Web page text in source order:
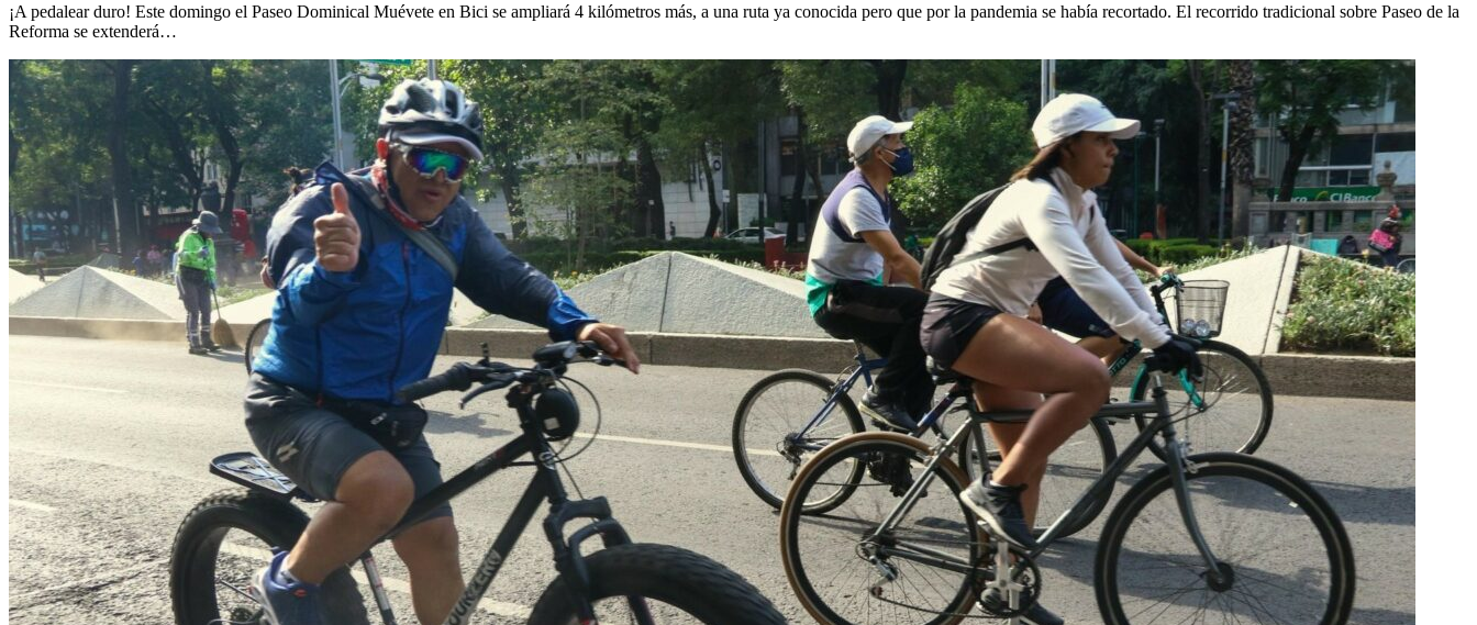
¡A pedalear duro! Este domingo el Paseo Dominical Muévete en Bici se ampliará 4 kilómetros más, a una ruta ya conocida pero que por la pandemia se había recortado. El recorrido tradicional sobre Paseo de la
Reforma se extenderá…